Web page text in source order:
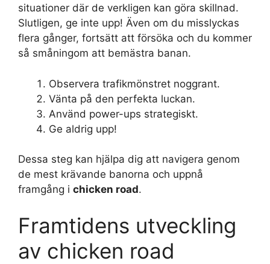
situationer där de verkligen kan göra skillnad.
Slutligen, ge inte upp! Även om du misslyckas
flera gånger, fortsätt att försöka och du kommer
så småningom att bemästra banan.
Observera trafikmönstret noggrant.
Vänta på den perfekta luckan.
Använd power-ups strategiskt.
Ge aldrig upp!
Dessa steg kan hjälpa dig att navigera genom
de mest krävande banorna och uppnå
framgång i chicken road.
Framtidens utveckling
av chicken road